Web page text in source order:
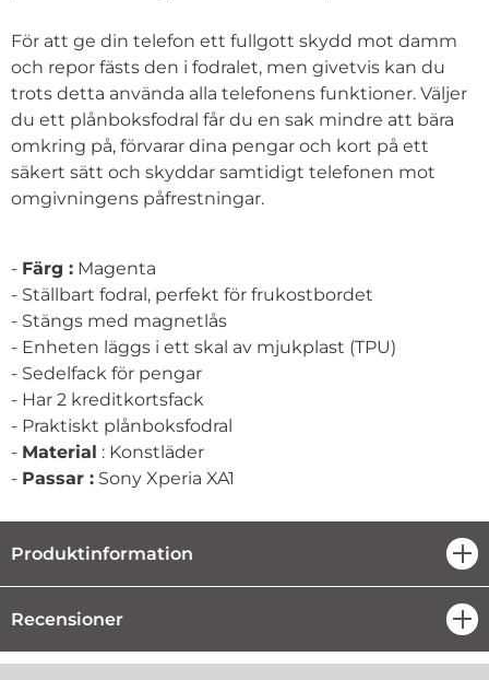
För att ge din telefon ett fullgott skydd mot damm
och repor fästs den i fodralet, men givetvis kan du
trots detta använda alla telefonens funktioner. Väljer
du ett plånboksfodral får du en sak mindre att bära
omkring på, förvarar dina pengar och kort på ett
säkert sätt och skyddar samtidigt telefonen mot
omgivningens påfrestningar.
- Färg : Magenta
- Ställbart fodral, perfekt för frukostbordet
- Stängs med magnetlås
- Enheten läggs i ett skal av mjukplast (TPU)
- Sedelfack för pengar
- Har 2 kreditkortsfack
- Praktiskt plånboksfodral
- Material : Konstläder
- Passar : Sony Xperia XA1
Produktinformation
Recensioner